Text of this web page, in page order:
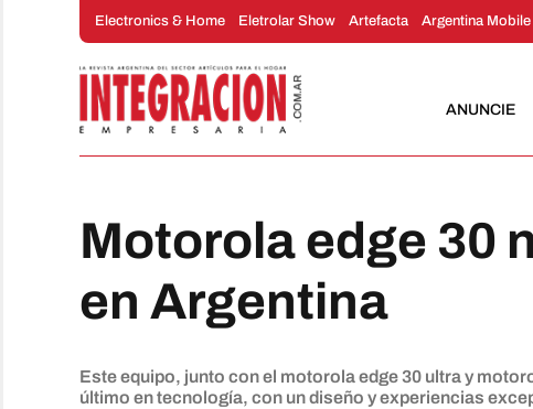
Electronics & Home Eletrolar Show Artefacta Argentina
ANUNCIE
Motorola edge 30
en Argentina
Este equipo, junto con el motorola edge 30 ultra y
último en tecnología, con un diseño y experiencias